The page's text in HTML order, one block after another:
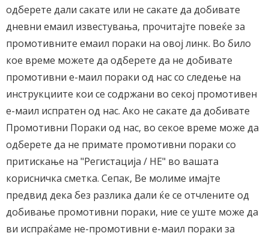
одберете дали сакате или не сакате да добивате
дневни емаил известувања, прочитајте повеќе за
промотивните емаил пораки на овој линк. Во било
кое време можете да одберете да не добивате
промотивни е-маил пораки од нас со следење на
инструкциите кои се содржани во секој промотивен
е-маил испратен од нас. Ако не сакате да добивате
Промотивни Пораки од нас, во секое време може да
одберете да не примате промотивни пораки со
притискање на "Регистација / НЕ" во вашата
корисничка сметка. Сепак, Ве молиме имајте
предвид дека без разлика дали ќе се отчлените од
добивање промотивни пораки, ние се уште може да
ви испраќаме не-промотивни е-маил пораки за